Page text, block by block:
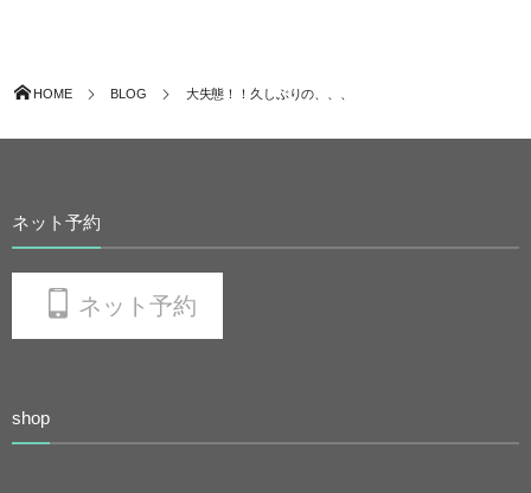
HOME BLOG 大失態！！久しぶりの、、、
ネット予約
ネット予約
shop